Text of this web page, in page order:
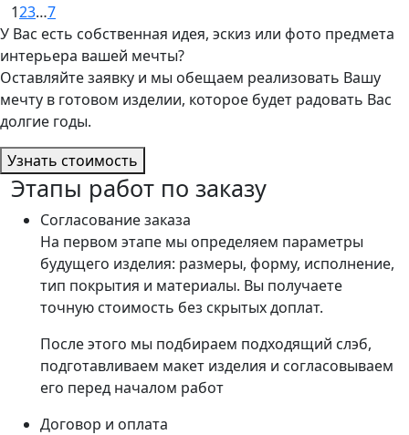
123…7
У Вас есть собственная идея, эскиз или фото предмета
интерьера вашей мечты?
Оставляйте заявку и мы обещаем реализовать Вашу
мечту в готовом изделии, которое будет радовать Вас
долгие годы.
Узнать стоимость
Этапы работ по заказу
Согласование заказа
На первом этапе мы определяем параметры
будущего изделия: размеры, форму, исполнение,
тип покрытия и материалы. Вы получаете
точную стоимость без скрытых доплат.
После этого мы подбираем подходящий слэб,
подготавливаем макет изделия и согласовываем
его перед началом работ
Договор и оплата